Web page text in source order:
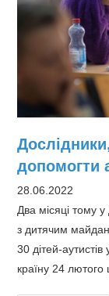
допомогти
28.06.2022
Два місяці тому у
з дитячим
30 дітей-
країну 24 лютого